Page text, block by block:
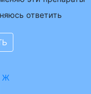
ответить
Ж